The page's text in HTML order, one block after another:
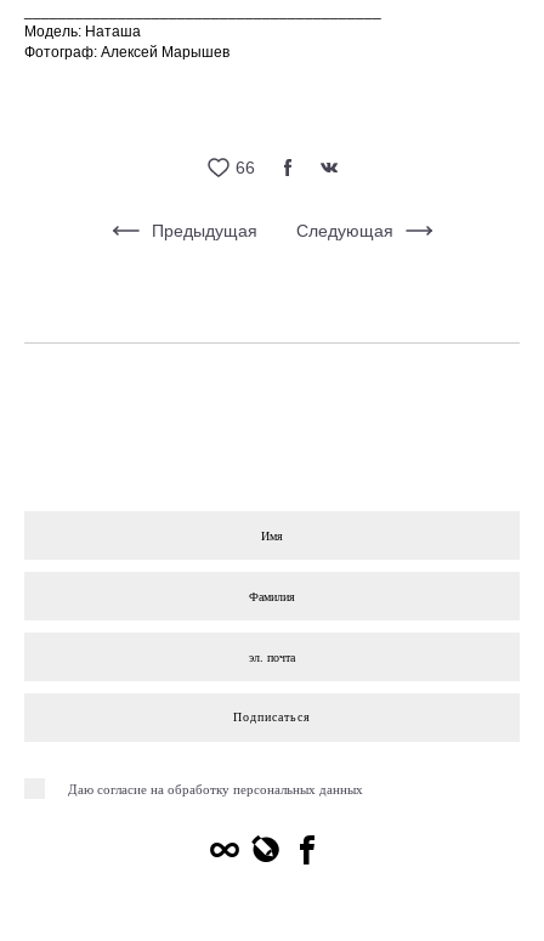
Подписаться
Даю согласие на обработку персональных данных
Модель: Наташа
Фотограф: Алексей Марышев
66
Предыдущая Следующая